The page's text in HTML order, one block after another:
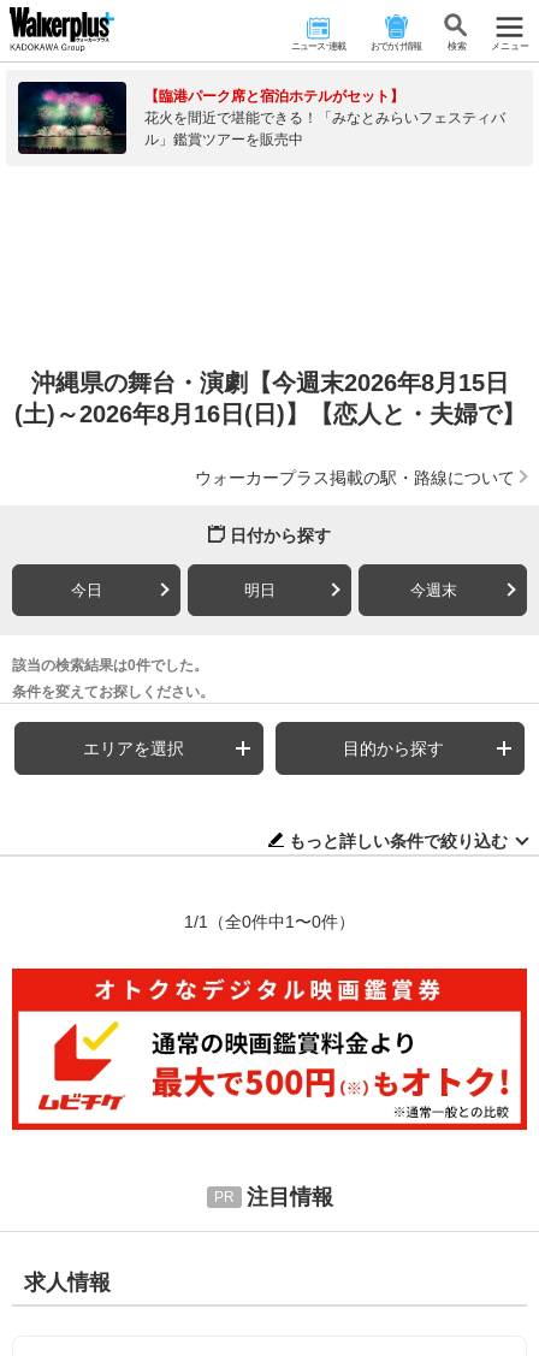
ニュース･連載 おでかけ情報 検 索 メニュー
【臨港パーク席と宿泊ホテルがセット】
花火を間近で堪能できる！「みなとみらいフェスティバ
ル」鑑賞ツアーを販売中
沖縄県の舞台・演劇【今週末2026年8月15日
(土)～2026年8月16日(日)】【恋人と・夫婦で】
ウォーカープラス掲載の駅・路線について
日付から探す
今日 明日 今週末
該当の検索結果は0件でした。
条件を変えてお探しください。
エリアを選択 目的から探す
もっと詳しい条件で絞り込む
1/1 （全0件中1〜0件）
注目情報
求人情報